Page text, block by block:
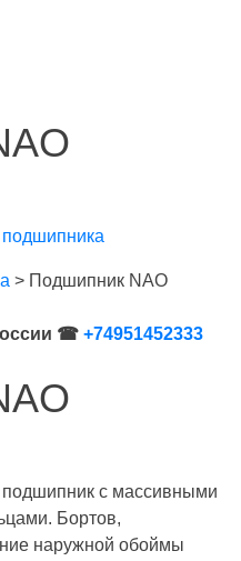
> Подшипник NAO
☎ +74951452333
с массивными
Бортов,
наружной обоймы